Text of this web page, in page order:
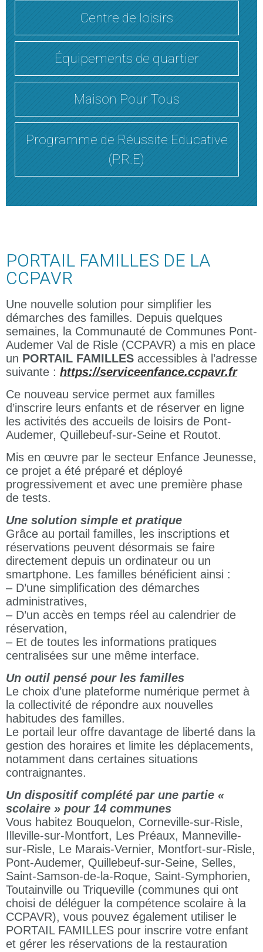
Centre de loisirs
Équipements de quartier
Maison Pour Tous
Programme de Réussite Educative
(P.R.E)
PORTAIL FAMILLES DE LA
CCPAVR
Une nouvelle solution pour simplifier les
démarches des familles. Depuis quelques
semaines, la Communauté de Communes Pont-
Audemer Val de Risle (CCPAVR) a mis en place
un PORTAIL FAMILLES accessibles à l’adresse
suivante : https://serviceenfance.ccpavr.fr
Ce nouveau service permet aux familles
d’inscrire leurs enfants et de réserver en ligne
les activités des accueils de loisirs de Pont-
Audemer, Quillebeuf-sur-Seine et Routot.
Mis en œuvre par le secteur Enfance Jeunesse,
ce projet a été préparé et déployé
progressivement et avec une première phase
de tests.
Une solution simple et pratique
Grâce au portail familles, les inscriptions et
réservations peuvent désormais se faire
directement depuis un ordinateur ou un
smartphone. Les familles bénéficient ainsi :
– D’une simplification des démarches
administratives,
– D’un accès en temps réel au calendrier de
réservation,
– Et de toutes les informations pratiques
centralisées sur une même interface.
Un outil pensé pour les familles
Le choix d’une plateforme numérique permet à
la collectivité de répondre aux nouvelles
habitudes des familles.
Le portail leur offre davantage de liberté dans la
gestion des horaires et limite les déplacements,
notamment dans certaines situations
contraignantes.
Un dispositif complété par une partie «
scolaire » pour 14 communes
Vous habitez Bouquelon, Corneville-sur-Risle,
Illeville-sur-Montfort, Les Préaux, Manneville-
sur-Risle, Le Marais-Vernier, Montfort-sur-Risle,
Pont-Audemer, Quillebeuf-sur-Seine, Selles,
Saint-Samson-de-la-Roque, Saint-Symphorien,
Toutainville ou Triqueville (communes qui ont
choisi de déléguer la compétence scolaire à la
CCPAVR), vous pouvez également utiliser le
PORTAIL FAMILLES pour inscrire votre enfant
et gérer les réservations de la restauration